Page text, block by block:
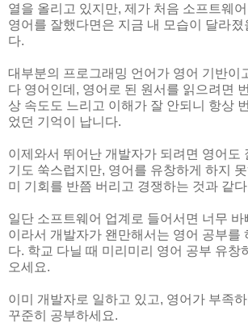
열을 올리고 있지만, 제가 처음 소프트웨
영어를 잘했다면은 지금 내 모습이 달라졌
다.
대부분의 프로그래밍 언어가 영어 기반이
다 영어인데, 영어로 된 원서를 읽으려면
상 속도도 느리고 이해가 잘 안되니 항상
었던 기억이 납니다.
이제와서 뛰어난 개발자가 되려면 영어도
기도 쑥스럽지만, 영어를 유창하게 하지 못
미 기회를 반쯤 버리고 경쟁하는 것과 같
일단 소프트웨어 업계로 들어서면 너무 바
이라서 개발자가 왠만해서는 영어 공부를
다. 학교 다닐 때 미리미리 영어 공부 유창
오세요.
이미 개발자로 일하고 있고, 영어가 부족
꾸준히 공부하세요.